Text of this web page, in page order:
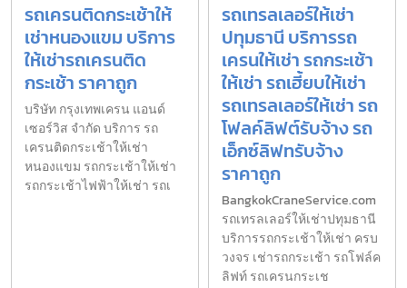
รถเครนติดกระเช้าให้
เช่าหนองแขม บริการ
ให้เช่ารถเครนติด
กระเช้า ราคาถูก
บริษัท กรุงเทพเครน แอนด์
เซอร์วิส จำกัด บริการ รถ
เครนติดกระเช้าให้เช่า
หนองแขม รถกระเช้าให้เช่า
รถกระเช้าไฟฟ้าให้เช่า รถเ
รถเทรลเลอร์ให้เช่า
ปทุมธานี บริการรถ
เครนให้เช่า รถกระเช้า
ให้เช่า รถเฮี้ยบให้เช่า
รถเทรลเลอร์ให้เช่า รถ
โฟลค์ลิฟต์รับจ้าง รถ
เอ็กซ์ลิฟทรับจ้าง
ราคาถูก
BangkokCraneService.com
รถเทรลเลอร์ให้เช่าปทุมธานี
บริการรถกระเช้าให้เช่า ครบ
วงจร เช่ารถกระเช้า รถโฟล์ค
ลิฟท์ รถเครนกระเช